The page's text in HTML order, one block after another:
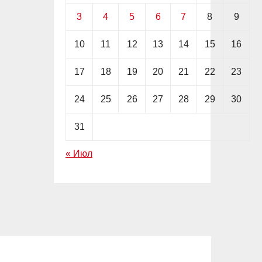
3 4 5 6 7 8 9
10 11 12 13 14 15 16
17 18 19 20 21 22 23
24 25 26 27 28 29 30
31
« Июл